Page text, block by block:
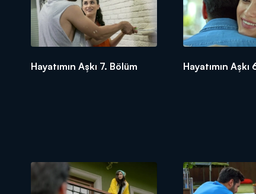
Hayatımın Aşkı 7. Bölüm Hayatımın Aşkı